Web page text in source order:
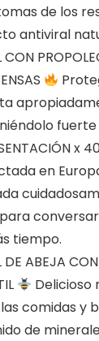
de los
antiviral
CON
fuerte
x
en
tiempo.
DE ABEJA
Delicioso
comidas y
de